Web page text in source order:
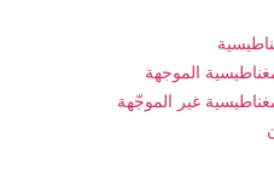
الموجهة
غير الموجّهة